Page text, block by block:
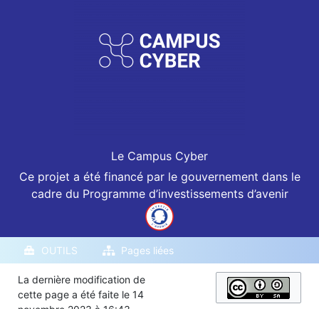
Le Campus Cyber
Ce projet a été financé par le gouvernement dans le
cadre du Programme d’investissements d’avenir
OUTILS Pages liées
La dernière modification de
cette page a été faite le 14